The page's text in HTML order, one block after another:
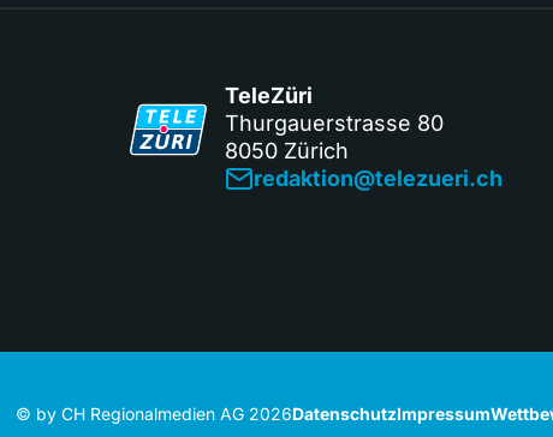
TeleZüri
Thurgauerstrasse 80
8050 Zürich
redaktion@telezueri.ch
© by CH Regionalmedien AG 2026DatenschutzImpressum